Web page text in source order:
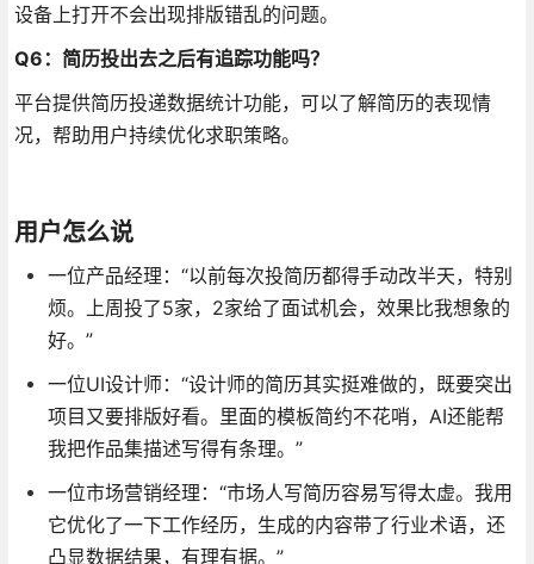
设备上打开不会出现排版错乱的问题。
Q6：简历投出去之后有追踪功能吗？
平台提供简历投递数据统计功能，可以了解简历的表现情
况，帮助用户持续优化求职策略。
用户怎么说
一位产品经理：“以前每次投简历都得手动改半天，特别
烦。上周投了5家，2家给了面试机会，效果比我想象的
好。”
一位UI设计师：“设计师的简历其实挺难做的，既要突出
项目又要排版好看。里面的模板简约不花哨，AI还能帮
我把作品集描述写得有条理。”
一位市场营销经理：“市场人写简历容易写得太虚。我用
它优化了一下工作经历，生成的内容带了行业术语，还
凸显数据结果，有理有据。”